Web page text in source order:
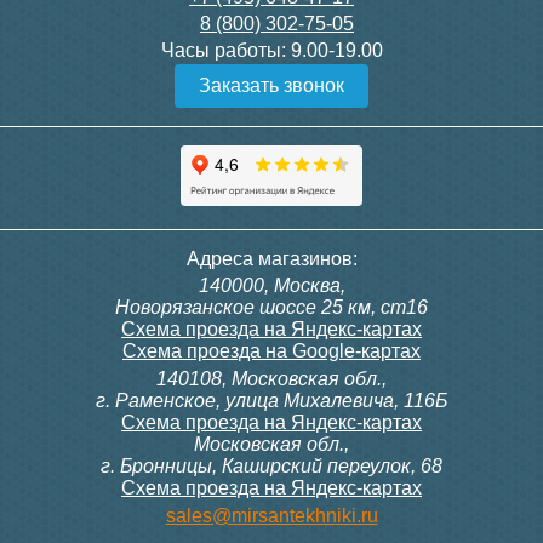
Конвектор ITT.080.200.1300
с решеткой GRILL.SGW-20-
Конвектор ITT.080.200.1000
с решеткой GRILL.SGW-20-
Конвектор ITT.080.200.1000
с решеткой GRILL.SGW-20-
Конвектор ITT.080.200.900 с
решеткой GRILL.SGA-20-
Подробнее Подробнее
300, 230В (врезной - квадр.
9 700
Siemens IRA 211
3 600
8 (800) 302-75-05
Часы работы: 9.00-19.00
Заказать звонок
Адреса магазинов:
140000, Москва,
Новорязанское шоссе 25 км, ст16
Схема проезда на Яндекс-картах
Схема проезда на Google-картах
140108, Московская обл.,
г. Раменское, улица Михалевича, 116Б
Схема проезда на Яндекс-картах
Московская обл.,
г. Бронницы, Каширский переулок, 68
Схема проезда на Яндекс-картах
sales@mirsantekhniki.ru